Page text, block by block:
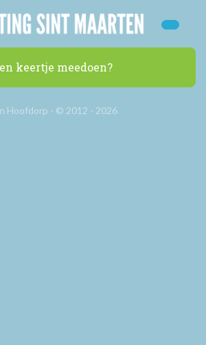
keertje meedoen?
Hoofdorp - © 2012 - 2026